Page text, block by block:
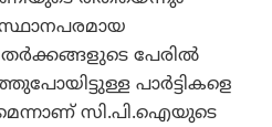
തര്‍ക്കങ്ങളുടെ പേരില്‍
പാര്‍ട്ടികളെ
സി.പി.ഐയുടെ